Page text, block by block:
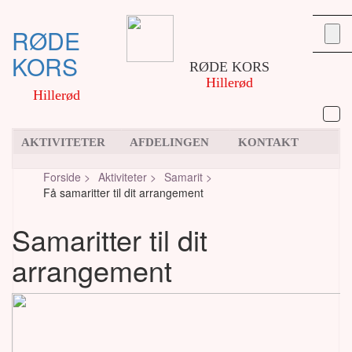
RØDE
KORS
Hillerød
RØDE KORS
Hillerød
AKTIVITETER AFDELINGEN KONTAKT
Forside > Aktiviteter > Samarit >
Få samaritter til dit arrangement
Samaritter til dit
arrangement